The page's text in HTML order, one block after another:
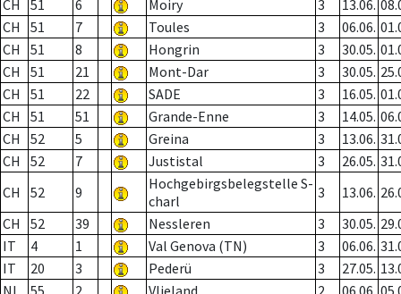
CH 51 6 Moiry 3 13.06.
CH
51 7 Toules 3 06.06.
CH
51 8 Hongrin 3 30.05.
CH
51 21 Mont-Dar 3 30.05.
CH
51 22 SADE 3 16.05.
CH
51 51 Grande-Enne 3 14.05.
CH
52 5 Greina 3 13.06.
CH
52 7 Justistal 3 26.05.
CH
52 9
Hochgebirgsbelegstelle S-
charl
3 13.06.
CH
52 39 Nessleren 3 30.05.
IT
4 1 Val Genova (TN) 3 06.06.
IT
20 3 Pederü 3 27.05.